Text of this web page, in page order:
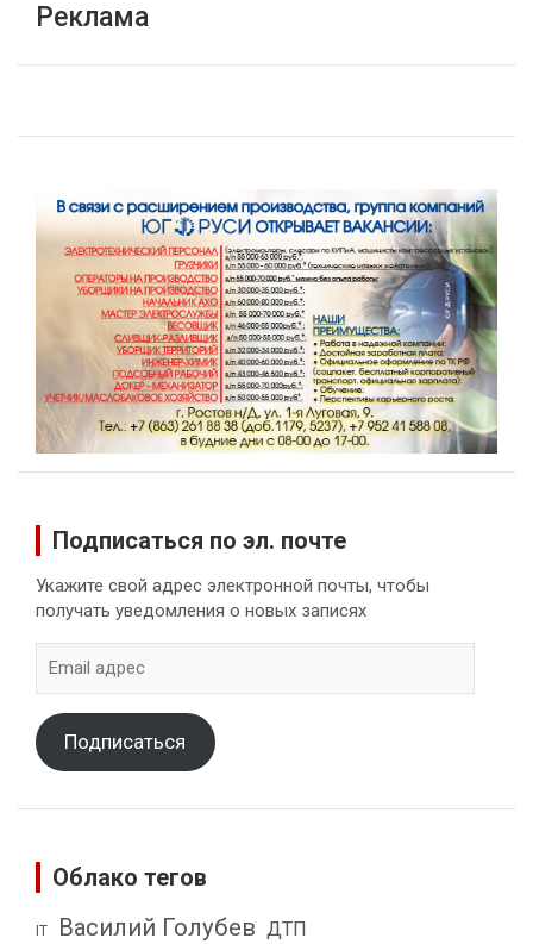
Реклама
Подписаться по эл. почте
Укажите свой адрес электронной почты, чтобы
получать уведомления о новых записях
адрес
Подписаться
Облако тегов
IT Василий Голубев ДТП